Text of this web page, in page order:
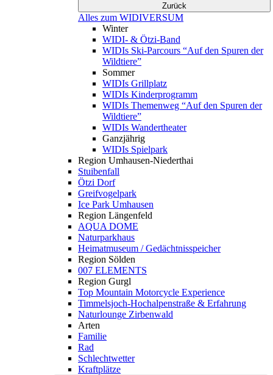
Zurück
Alles zum WIDIVERSUM
Winter
WIDI- & Ötzi-Band
WIDIs Ski-Parcours “Auf den Spuren der
Wildtiere”
Sommer
WIDIs Grillplatz
WIDIs Kinderprogramm
WIDIs Themenweg “Auf den Spuren der
Wildtiere”
WIDIs Wandertheater
Ganzjährig
WIDIs Spielpark
Region Umhausen-Niederthai
Stuibenfall
Ötzi Dorf
Greifvogelpark
Ice Park Umhausen
Region Längenfeld
AQUA DOME
Naturparkhaus
Heimatmuseum / Gedächtnisspeicher
Region Sölden
007 ELEMENTS
Region Gurgl
Top Mountain Motorcycle Experience
Timmelsjoch-Hochalpenstraße & Erfahrung
Naturlounge Zirbenwald
Arten
Familie
Rad
Schlechtwetter
Kraftplätze